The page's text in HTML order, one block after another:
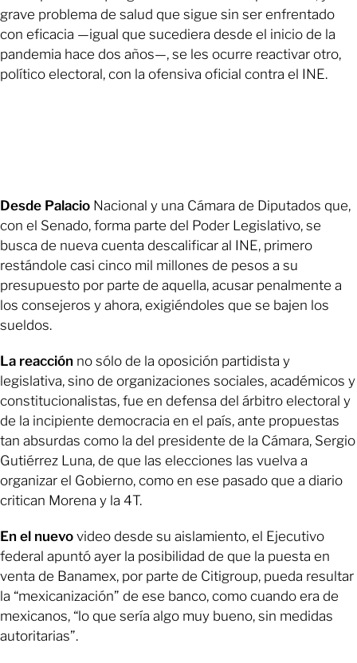
grave problema de salud que sigue sin ser enfrentado
con eficacia —igual que sucediera desde el inicio de la
pandemia hace dos años—, se les ocurre reactivar otro,
político electoral, con la ofensiva oficial contra el INE.
Desde Palacio Nacional y una Cámara de Diputados que,
con el Senado, forma parte del Poder Legislativo, se
busca de nueva cuenta descalificar al INE, primero
restándole casi cinco mil millones de pesos a su
presupuesto por parte de aquella, acusar penalmente a
los consejeros y ahora, exigiéndoles que se bajen los
sueldos.
La reacción no sólo de la oposición partidista y
legislativa, sino de organizaciones sociales, académicos y
constitucionalistas, fue en defensa del árbitro electoral y
de la incipiente democracia en el país, ante propuestas
tan absurdas como la del presidente de la Cámara, Sergio
Gutiérrez Luna, de que las elecciones las vuelva a
organizar el Gobierno, como en ese pasado que a diario
critican Morena y la 4T.
En el nuevo video desde su aislamiento, el Ejecutivo
federal apuntó ayer la posibilidad de que la puesta en
venta de Banamex, por parte de Citigroup, pueda resultar
la “mexicanización” de ese banco, como cuando era de
mexicanos, “lo que sería algo muy bueno, sin medidas
autoritarias”.